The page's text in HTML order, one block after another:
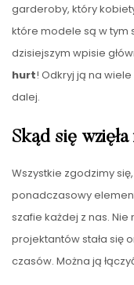
garderoby, który
które modele są w tym
dzisiejszym wpisie
hurt! Odkryj ją na
dalej.
Skąd się
Wszystkie zgodzimy
ponadczasowy
szafie każdej z nas.
projektantów stała się
czasów. Można ją